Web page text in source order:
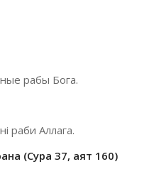
рабы Бога.
раби Аллага.
(Сура 37, аят 160)